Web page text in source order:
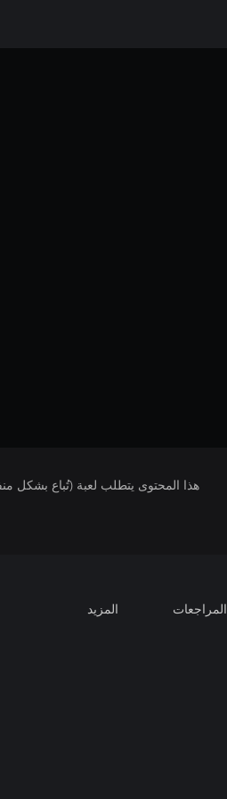
هذا المحتوى يتطلب لعبة (تُباع بشكل
المراجعات المزيد